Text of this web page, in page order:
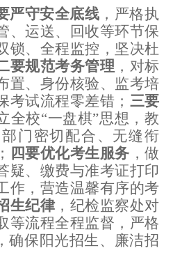
严守安全底线 ，严格执
、运送、回收等环节保
锁、全程监控，坚决杜
要规范考务管理 ，对标
置、身份核验、监考培
考试流程零差错； 三要
全校“一盘棋”思想，教
门密切配合、无缝衔
四要优化考生服务 ，做
疑、缴费与准考证打印
作，营造温馨有序的考
生纪律，纪检监察处对
等流程全程监督，严格
确保阳光招生、廉洁招